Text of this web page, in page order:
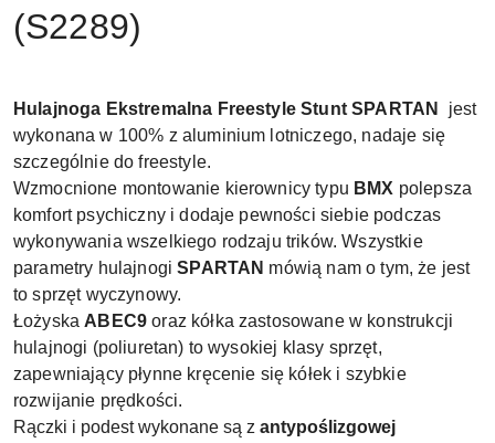
(S2289)
Hulajnoga Ekstremalna Freestyle Stunt SPARTAN
jest
wykonana w 100% z aluminium lotniczego, nadaje się
szczególnie do freestyle.
Wzmocnione montowanie kierownicy typu BMX polepsza
komfort psychiczny i dodaje pewności siebie podczas
wykonywania wszelkiego rodzaju trików. Wszystkie
parametry hulajnogiSPARTAN mówią nam o tym, że jest
to sprzęt wyczynowy.
Łożyska ABEC9oraz kółka zastosowane w konstrukcji
hulajnogi (poliuretan) to wysokiej klasy sprzęt,
zapewniający płynne kręcenie się kółek i szybkie
rozwijanie prędkości.
Rączki i podest wykonane są z antypoślizgowej